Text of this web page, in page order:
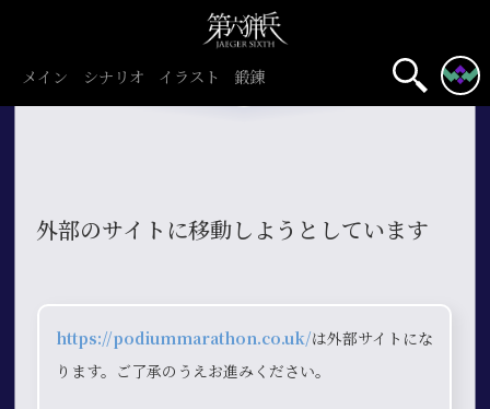
メイン シナリオ イラスト 鍛錬
外部のサイトに移動しようとしています
https://podiummarathon.co.uk/は外部サイトにな
ります。ご了承のうえお進みください。